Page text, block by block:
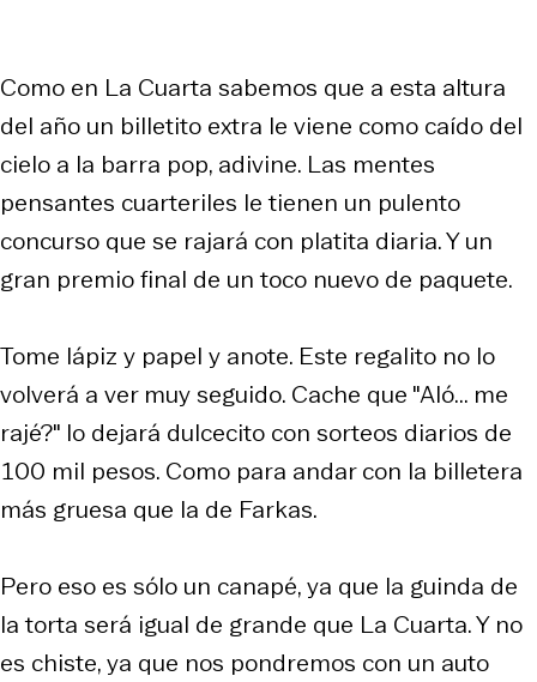
Como en La Cuarta sabemos que a esta altura
del año un billetito extra le viene como caído del
cielo a la barra pop, adivine. Las mentes
pensantes cuarteriles le tienen un pulento
concurso que se rajará con platita diaria. Y un
gran premio final de un toco nuevo de paquete.
Tome lápiz y papel y anote. Este regalito no lo
volverá a ver muy seguido. Cache que "Aló... me
rajé?" lo dejará dulcecito con sorteos diarios de
100 mil pesos. Como para andar con la billetera
más gruesa que la de Farkas.
Pero eso es sólo un canapé, ya que la guinda de
la torta será igual de grande que La Cuarta. Y no
es chiste, ya que nos pondremos con un auto